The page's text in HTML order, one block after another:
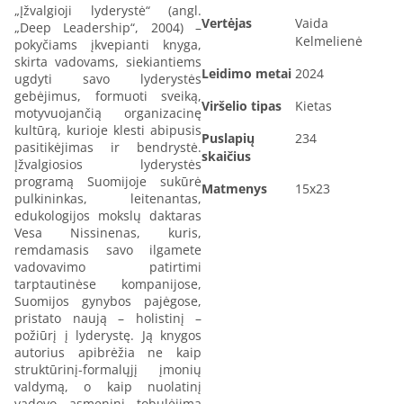
„Įžvalgioji lyderystė“ (angl.
„Deep Leadership“, 2004) –
pokyčiams įkvepianti knyga,
skirta vadovams, siekiantiems
ugdyti savo lyderystės
gebėjimus, formuoti sveiką,
motyvuojančią organizacinę
kultūrą, kurioje klesti abipusis
pasitikėjimas ir bendrystė.
Įžvalgiosios lyderystės
programą Suomijoje sukūrė
pulkininkas, leitenantas,
edukologijos mokslų daktaras
Vesa Nissinenas, kuris,
remdamasis savo ilgamete
vadovavimo patirtimi
tarptautinėse kompanijose,
Suomijos gynybos pajėgose,
pristato naują – holistinį –
požiūrį į lyderystę. Ją knygos
autorius apibrėžia ne kaip
struktūrinį-formalųjį įmonių
valdymą, o kaip nuolatinį
Vertėjas
Vaida
Kelmelienė
Leidimo metai 2024
Viršelio tipas
Kietas
Puslapių
skaičius
234
Matmenys 15x23